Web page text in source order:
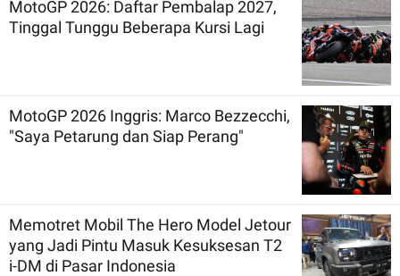
MotoGP 2026: Daftar Pembalap 2027,
Tinggal Tunggu Beberapa Kursi Lagi
MotoGP 2026 Inggris: Marco Bezzecchi,
"Saya Petarung dan Siap Perang"
Memotret Mobil The Hero Model Jetour
yang Jadi Pintu Masuk Kesuksesan T2
i-DM di Pasar Indonesia